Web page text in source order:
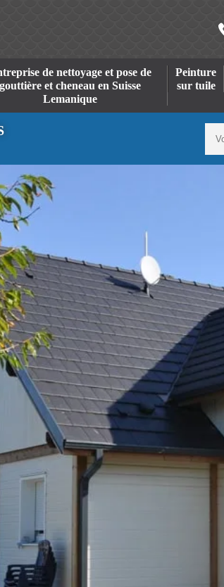
de nettoyage et pose de
gouttière et cheneau en Suisse
Lemanique
Peinture
sur tuile